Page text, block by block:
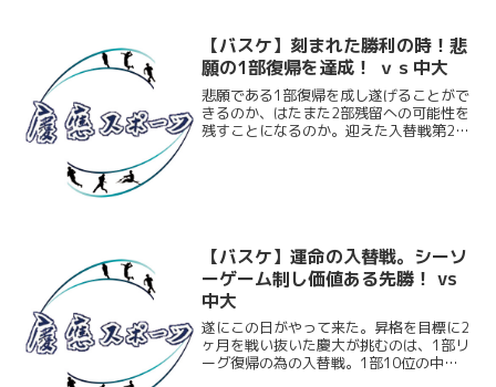
【バスケ】刻まれた勝利の時！悲
願の1部復帰を達成！ ｖｓ中大
悲願である1部復帰を成し遂げることがで
きるのか、はたまた2部残留への可能性を
残すことになるのか。迎えた入替戦第2戦
【バスケ】運命の入替戦。シーソ
ーゲーム制し価値ある先勝！ vs
中大
遂にこの日がやって来た。昇格を目標に2
ヶ月を戦い抜いた慶大が挑むのは、1部リ
ーグ復帰の為の入替戦。1部10位の中大